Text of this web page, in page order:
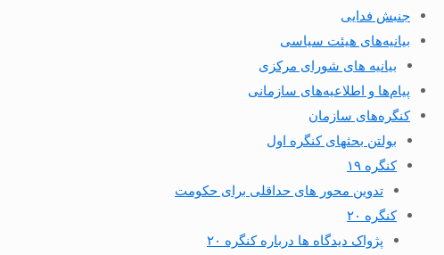
جنبش فدایی
بیانیه‌های هیئت سیاسی
بیانیه های شورای مرکزی
پیام‌ها و اطلاعیه‌های سازمانی
کنگره‌های سازمان
بولتن بحثهای کنگره اول
کنگره ۱۹
تدوین محور های حداقلی برای حکومت
کنگره ۲۰
پژواک دیدگاه ها درباره کنگره ۲۰